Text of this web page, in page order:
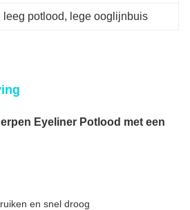
leeg potlood, lege ooglijnbuis
Eyeliner Potlood met een
en snel droog